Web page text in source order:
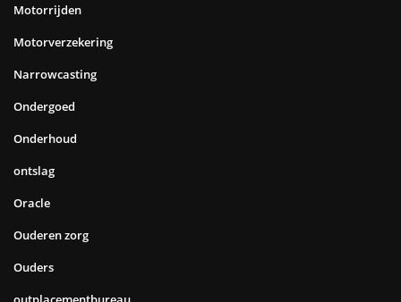
Motorrijden
Motorverzekering
Narrowcasting
Ondergoed
Onderhoud
ontslag
Oracle
Ouderen zorg
Ouders